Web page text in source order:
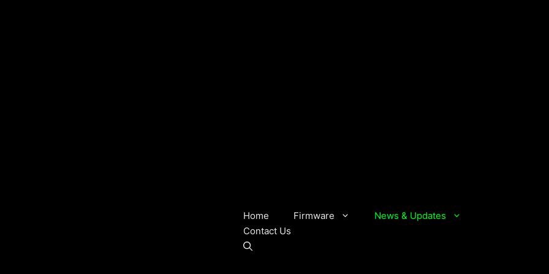
Home Firmware
News & Updates
Contact Us